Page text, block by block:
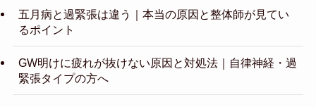
五月病と過緊張は違う｜本当の原因と整体師が見てい
るポイント
GW明けに疲れが抜けない原因と対処法｜自律神経・過
緊張タイプの方へ